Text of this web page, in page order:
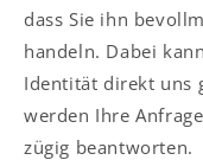
dass Sie ihn
handeln. Dabei
Identität direkt uns
werden Ihre
zügig beantworten.